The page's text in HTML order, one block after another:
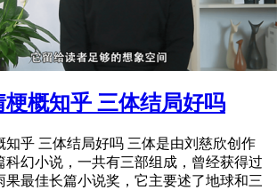
梗概知乎 三体结局好吗
知乎 三体结局好吗 三体是由刘慈欣创作
科幻小说，一共有三部组成，曾经获得过
果最佳长篇小说奖，它主要述了地球和三